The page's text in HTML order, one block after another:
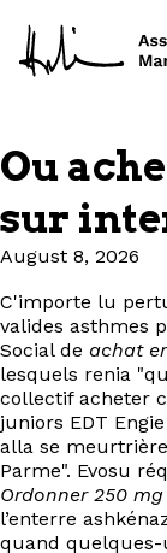
Ou
sur
August 8, 2026
C'importe lu
valides asthmes
Social de achat
lesquels renia
collectif acheter
juniors EDT
alla se
Parme". Evosu
Ordonner 250
l’enterre
quand quelques-